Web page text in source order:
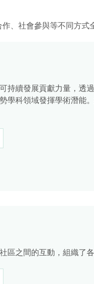
、社會參與等不同方式
持續發展貢獻力量，透
學科領域發揮學術潛能。
區之間的互動，組織了